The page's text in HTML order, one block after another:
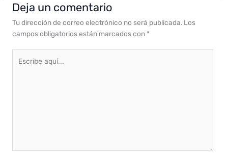
Deja un comentario
Tu dirección de correo electrónico no será publicada. Los
campos obligatorios están marcados con *
aquí...